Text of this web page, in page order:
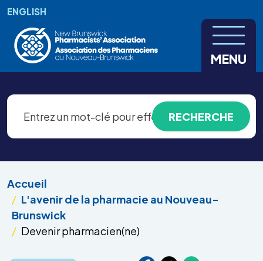
Aller au contenu principal
ENGLISH
MENU
Accueil
L'avenir de la pharmacie au Nouveau-
Brunswick
Devenir pharmacien(ne)